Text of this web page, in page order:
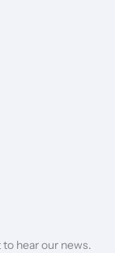
hear our news.